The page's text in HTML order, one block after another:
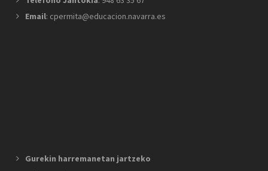
Email: cpermita@educacion.navarra.es
Gurekin harremanetan jartzeko